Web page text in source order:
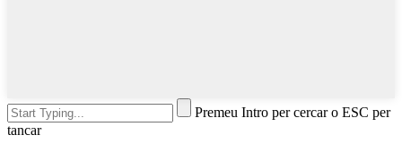
Premeu Intro per cercar o ESC per
tancar